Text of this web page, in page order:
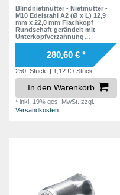
Blindnietmutter - Nietmutter -
M10 Edelstahl A2 (Ø x L) 12,9
mm x 22,0 mm Flachkopf
Rundschaft gerändelt mit
Unterkopfverzahnung
Schaftende offen Einziehmutter
Einnietmuttern - GO-NUT
280,60 € *
250 Stück | 1,12 € / Stück
In den Warenkorb
*inkl. 19% ges. MwSt. zzgl.
Versandkosten